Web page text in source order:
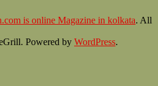
is online Magazine in kolkata. All
Powered by WordPress.